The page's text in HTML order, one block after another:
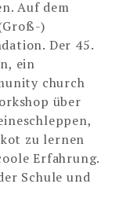
Auf dem
)
Der 45.
ein
church
über
zu lernen
Erfahrung.
Schule und